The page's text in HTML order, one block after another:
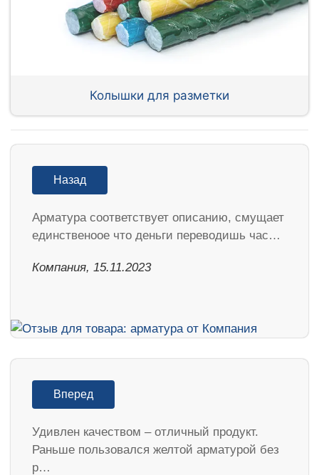
Колышки для разметки
Назад
Арматура соответствует описанию, смущает
единственоое что деньги переводишь час…
Компания, 15.11.2023
Вперед
Удивлен качеством – отличный продукт.
Раньше пользовался желтой арматурой без
р…